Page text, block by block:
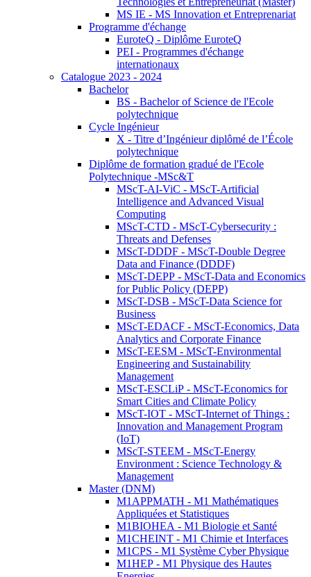
MS IE - MS Innovation et Entreprenariat
Programme d'échange
EuroteQ - Diplôme EuroteQ
PEI - Programmes d'échange
internationaux
Catalogue 2023 - 2024
Bachelor
BS - Bachelor of Science de l'Ecole
polytechnique
Cycle Ingénieur
X - Titre d’Ingénieur diplômé de l’École
polytechnique
Diplôme de formation gradué de l'Ecole
Polytechnique -MSc&T
MScT-AI-ViC - MScT-Artificial
Intelligence and Advanced Visual
Computing
MScT-CTD - MScT-Cybersecurity :
Threats and Defenses
MScT-DDDF - MScT-Double Degree
Data and Finance (DDDF)
MScT-DEPP - MScT-Data and Economics
for Public Policy (DEPP)
MScT-DSB - MScT-Data Science for
Business
MScT-EDACF - MScT-Economics, Data
Analytics and Corporate Finance
MScT-EESM - MScT-Environmental
Engineering and Sustainability
Management
MScT-ESCLiP - MScT-Economics for
Smart Cities and Climate Policy
MScT-IOT - MScT-Internet of Things :
Innovation and Management Program
(IoT)
MScT-STEEM - MScT-Energy
Environment : Science Technology &
Management
Master (DNM)
M1APPMATH - M1 Mathématiques
Appliquées et Statistiques
M1BIOHEA - M1 Biologie et Santé
M1CHEINT - M1 Chimie et Interfaces
M1CPS - M1 Système Cyber Physique
M1HEP - M1 Physique des Hautes